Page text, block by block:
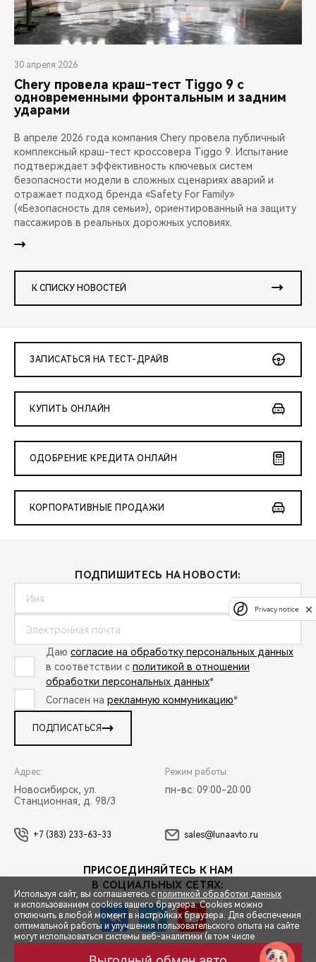
СПЕЦПРЕДЛОЖЕНИЯ
30 апреля 2026
Chery провела краш-тест Tiggo 9 с
одновременными фронтальным и задним
ударами
В апреле 2026 года компания Chery провела публичный
комплексный краш-тест кроссовера Tiggo 9. Испытание
подтверждает эффективность ключевых систем
безопасности модели в сложных сценариях аварий и
отражает подход бренда «Safety For Family»
(«Безопасность для семьи»), ориентированный на защиту
пассажиров в реальных дорожных условиях.
К СПИСКУ НОВОСТЕЙ
ЗАПИСАТЬСЯ НА ТЕСТ-ДРАЙВ
КУПИТЬ ОНЛАЙН
ОДОБРЕНИЕ КРЕДИТА ОНЛАЙН
КОРПОРАТИВНЫЕ ПРОДАЖИ
ПОДПИШИТЕСЬ НА НОВОСТИ:
Даю согласие на обработку персональных данных
в соответствии с политикой в отношении
обработки персональных данных*
Согласен на рекламную коммуникацию*
ПОДПИСАТЬСЯ
Адрес:
Новосибирск, ул.
Станционная, д. 98/3
Режим работы:
пн-вс: 09:00-20:00
+7 (383) 233-63-33 sales@lunaavto.ru
ПРИСОЕДИНЯЙТЕСЬ К НАМ
В СОЦИАЛЬНЫХ СЕТЯХ:
Используя сайт, вы соглашаетесь с политикой обработки данных
и использованием cookies вашего браузера. Cookies можно
отключить в любой момент в настройках браузера. Для обеспечения
оптимальной работы и улучшения пользовательского опыта на сайте
могут использоваться системы веб-аналитики (в том числе
Яндекс.Метрика). Продолжая использование сайта, Вы соглашаетесь
с применением указанных технологий и размещением cookie-
Privacy notice